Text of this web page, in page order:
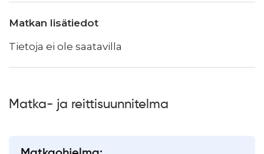
Matkan lisätiedot
Tietoja ei ole saatavilla
Matka- ja reittisuunnitelma